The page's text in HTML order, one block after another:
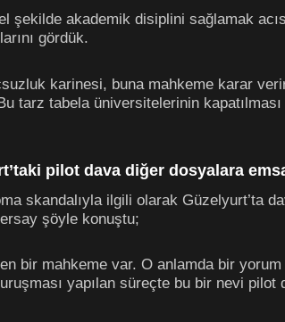
şekilde akademik disiplini sağlamak
gördük.
karinesi, buna mahkeme karar
tarz tabela üniversitelerinin
pilot dava diğer dosyalara
skandalıyla ilgili olarak Güzelyurt’ta
şöyle konuştu;
bir mahkeme var. O anlamda bir
yapılan süreçte bu bir nevi pilot